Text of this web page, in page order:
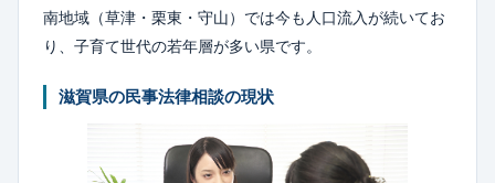
南地域（草津・栗東・守山）では今も人口流入が続いてお
り、子育て世代の若年層が多い県です。
滋賀県の民事法律相談の現状